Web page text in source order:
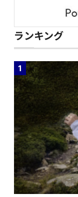
ランキング
1